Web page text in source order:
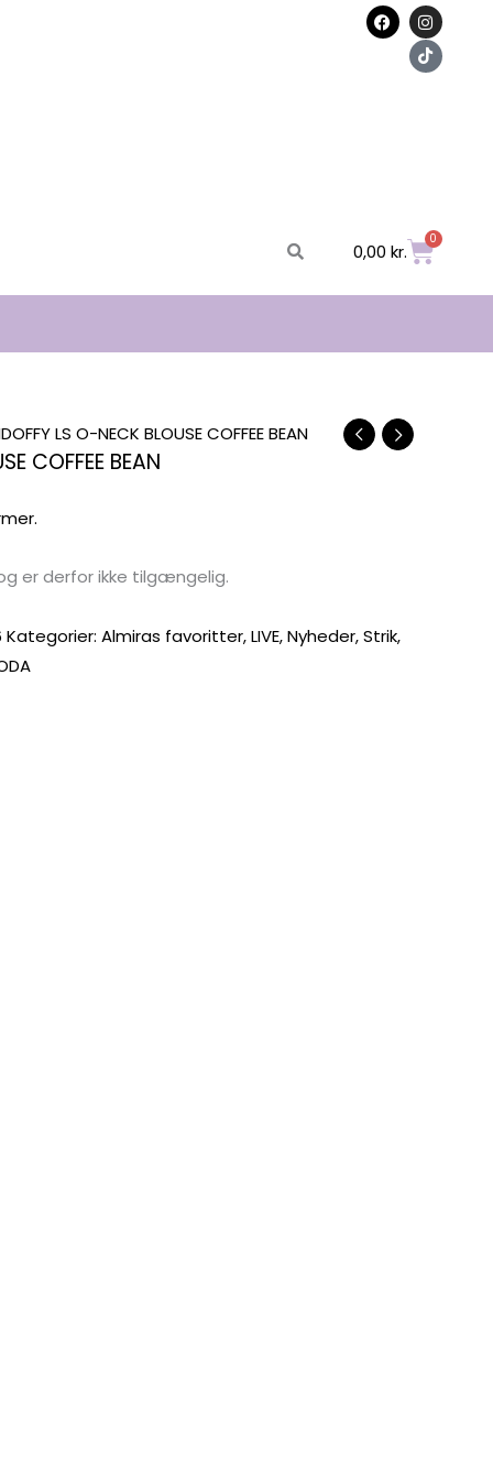
F
a
c
I
n
s
t
a
T
i
k
t
o
0,00 kr.
0
Kurv
LS O-NECK BLOUSE COFFEE BEAN
COFFEE BEAN
er derfor ikke tilgængelig.
Kategorier: Almiras favoritter,LIVE,Nyheder,Strik,